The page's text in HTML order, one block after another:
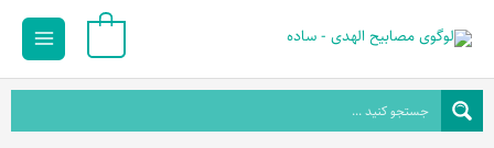
محتوا
Main